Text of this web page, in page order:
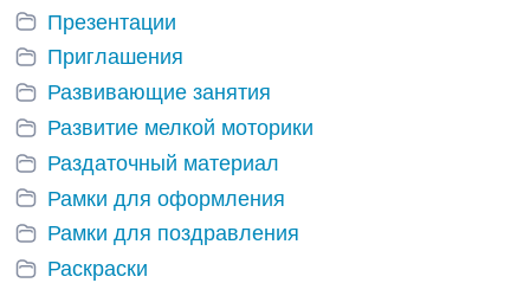
Презентации
Приглашения
Развивающие занятия
Развитие мелкой моторики
Раздаточный материал
Рамки для оформления
Рамки для поздравления
Раскраски